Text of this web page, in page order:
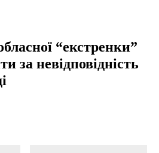
“екстренки”
за невідповідність